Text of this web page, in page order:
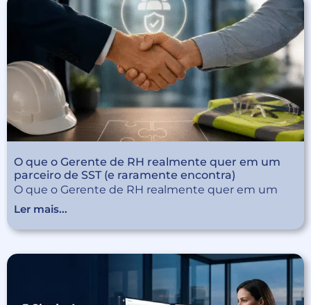
O que o Gerente de RH realmente quer em um
parceiro de SST (e raramente encontra)
O que o Gerente de RH realmente quer em um
Ler mais...